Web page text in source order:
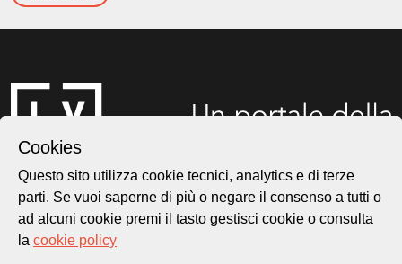
Città di Lugano
Cookies
Questo sito utilizza cookie tecnici, analytics e di terze
parti. Se vuoi saperne di più o negare il consenso a tutti o
ad alcuni cookie premi il tasto gestisci cookie o consulta
la cookie policy